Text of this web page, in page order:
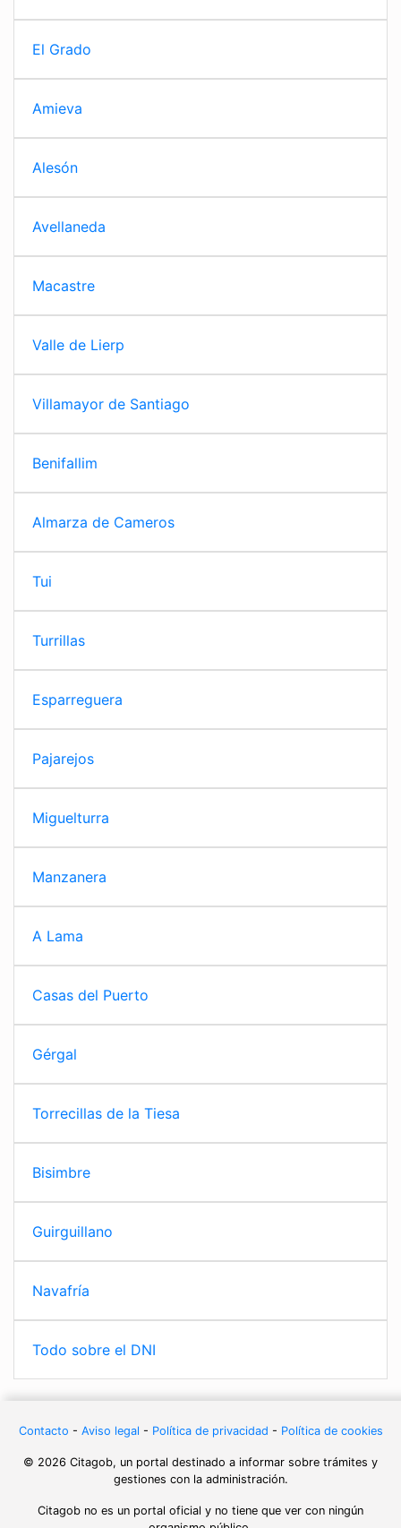
El Grado
Amieva
Alesón
Avellaneda
Macastre
Valle de Lierp
Villamayor de Santiago
Benifallim
Almarza de Cameros
Tui
Turrillas
Esparreguera
Pajarejos
Miguelturra
Manzanera
A Lama
Casas del Puerto
Gérgal
Torrecillas de la Tiesa
Bisimbre
Guirguillano
Navafría
Todo sobre el DNI
Contacto - Aviso legal - Política de privacidad - Política de cookies
© 2026 Citagob, un portal destinado a informar sobre trámites y
gestiones con la administración.
Citagob no es un portal oficial y no tiene que ver con ningún